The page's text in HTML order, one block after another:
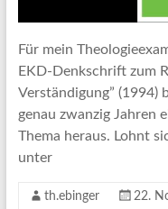
Für mein
EKD-Denkschrift zum
Verständigung” (1994)
genau zwanzig Jahren
Thema heraus. Lohnt
unter
th.ebinger 22.